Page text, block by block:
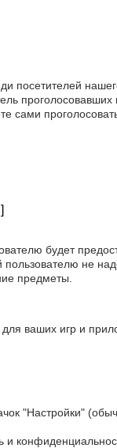
посетителей
проголосовавших
сами
будет
не
предметы.
ваших игр и
"Настройки"
и